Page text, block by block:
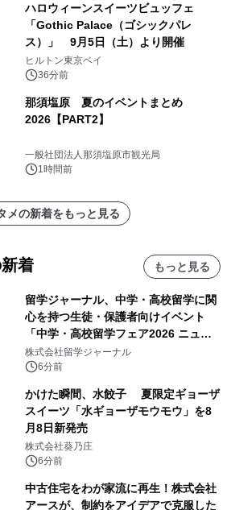
ハロウィーンスイーツビュッフェ
「Gothic Palace（ゴシックパレ
ス）」 9月5日（土）より開催
ヒルトン東京ベイ
36分前
那須塩原 夏のイベントまとめ
2026【PART2】
一般社団法人那須塩原市観光局
1時間前
メの新着をもっと見る
着 もっと見る
留学ジャーナル、中学・高校留学に関
心を持つ生徒・保護者向けイベント
「中学・高校留学フェア2026 ニュー
ジーランド＆オーストラリア」を
9/12(土)に開催
株式会社留学ジャーナル
6分前
かけた瞬間、水餃子 夏限定ギョーザ
スイーツ「水ギョーザモウモウ」を8
月8日新発売
株式会社葵乃庄
6分前
中古住宅をわが家流に再生！株式会社
アースが、制約をアイデアで克服した